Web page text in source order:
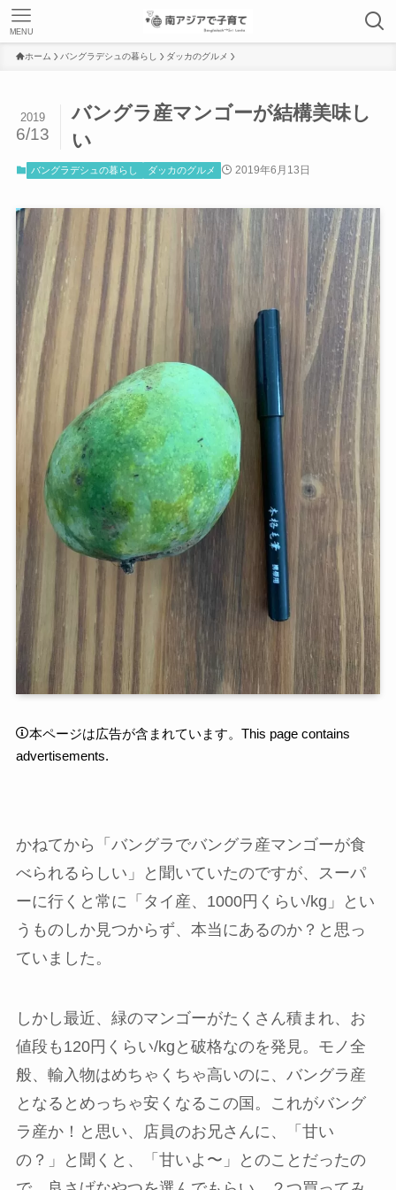
MENU
ホーム バングラデシュの暮らし ダッカのグルメ
バングラ産マンゴーが結構美味し
い
2019
6/13
バングラデシュの暮らし ダッカのグルメ 2019年6月13日
本ページは広告が含まれています。This page contains
advertisements.
かねてから「バングラでバングラ産マンゴーが食
べられるらしい」と聞いていたのですが、スーパ
ーに行くと常に「タイ産、1000円くらい/kg」とい
うものしか見つからず、本当にあるのか？と思っ
ていました。
しかし最近、緑のマンゴーがたくさん積まれ、お
値段も120円くらい/kgと破格なのを発見。モノ全
般、輸入物はめちゃくちゃ高いのに、バングラ産
となるとめっちゃ安くなるこの国。これがバング
ラ産か！と思い、店員のお兄さんに、「甘い
の？」と聞くと、「甘いよ〜」とのことだったの